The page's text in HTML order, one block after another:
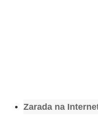
Zarada na